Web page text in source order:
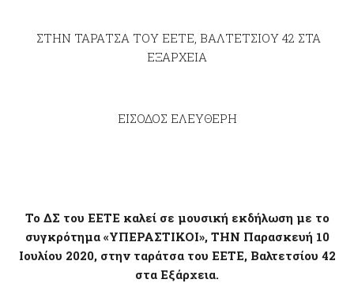
ΣΤΗΝ ΤΑΡΑΤΣΑ ΤΟΥ ΕΕΤΕ, ΒΑΛΤΕΤΣΙΟΥ 42 ΣΤΑ
ΕΞΑΡΧΕΙΑ
ΕΙΣΟΔΟΣ ΕΛΕΥΘΕΡΗ
Το ΔΣ του ΕΕΤΕ καλεί σε μουσική εκδήλωση με το
συγκρότημα «ΥΠΕΡΑΣΤΙΚΟΙ», ΤΗΝ Παρασκευή 10
Ιουλίου 2020, στην ταράτσα του ΕΕΤΕ, Βαλτετσίου 42
στα Εξάρχεια.